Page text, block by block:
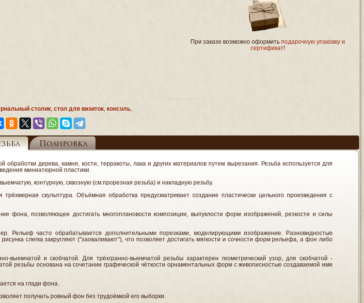
При заказе возможно оформить подарочную упаковку и
сертификат!
столик стол для визиток консоль
Полировка
обработки дерева, камня, кости, терракоты, лака и других материалов путем вырезания. Резьба используется для
миниатюрной пластики.
контурную, сквозную (см.прорезная резьба) и накладную резьбу.
скульптура. Объёмная обработка предусматривает создание пластически цельного произведения с
фона, позволяющее достигать многоплановости композиции, выпуклости форм изображений, резкости и силы
Рельеф часто обрабатывается дополнительными порезками, моделирующими изображение. Разновидностью
слегка закругляют ("заоваливают"), что позволяет достигать мягкости и сочности форм рельефа, а фон либо
выемчатой и скобчатой. Для трёхгранно-выемчатой резьбы характерен геометрический узор, для скобчатой -
резьбы основана на сочетании графической чёткости орнаментальных форм с живописностью создаваемой ими
на глади фона.
получать ровный фон без трудоёмкой его выборки.